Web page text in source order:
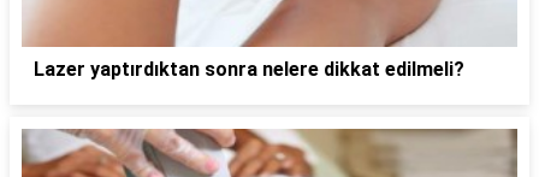
Lazer yaptırdıktan sonra nelere dikkat edilmeli?